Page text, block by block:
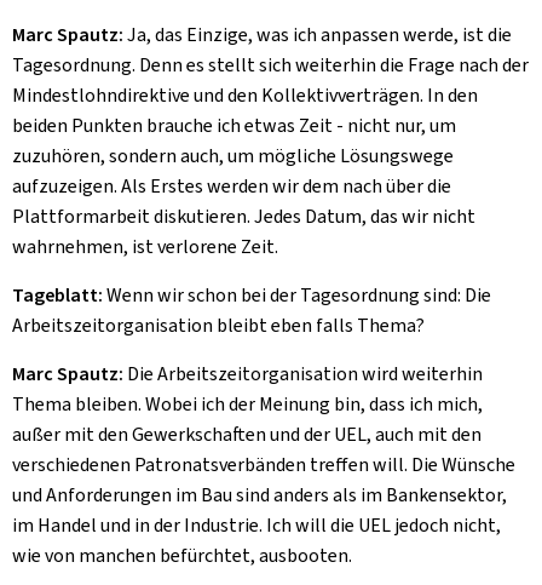
Marc Spautz:Ja, das Einzige, was ich anpassen werde, ist die
Tagesordnung. Denn es stellt sich weiterhin die Frage nach der
Mindestlohndirektive und den Kollektivverträgen. In den
beiden Punkten brauche ich etwas Zeit - nicht nur, um
zuzuhören, sondern auch, um mögliche Lösungswege
aufzuzeigen. Als Erstes werden wir dem nach über die
Plattformarbeit diskutieren. Jedes Datum, das wir nicht
wahrnehmen, ist verlorene Zeit.
Tageblatt:Wenn wir schon bei der Tagesordnung sind: Die
Arbeitszeitorganisation bleibt eben falls Thema?
Marc Spautz: Die Arbeitszeitorganisation wird weiterhin
Thema bleiben. Wobei ich der Meinung bin, dass ich mich,
außer mit den Gewerkschaften und der UEL, auch mit den
verschiedenen Patronatsverbänden treffen will. Die Wünsche
und Anforderungen im Bau sind anders als im Bankensektor,
im Handel und in der Industrie. Ich will die UEL jedoch nicht,
wie von manchen befürchtet, ausbooten.